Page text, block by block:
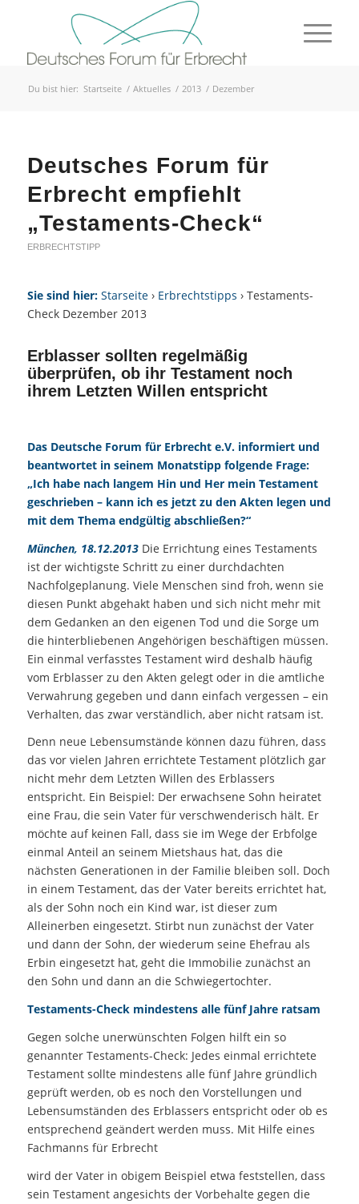
Du bist hier: Startseite / Aktuelles / 2013 / Dezember
Deutsches Forum für
Erbrecht empfiehlt
„Testaments-Check“
ERBRECHTSTIPP
Sie sind hier: Starseite› Erbrechtstipps › Testaments-
Check Dezember 2013
Erblasser sollten regelmäßig
überprüfen, ob ihr Testament noch
ihrem Letzten Willen entspricht
Das Deutsche Forum für Erbrechte.V. informiert und
beantwortet in seinem Monatstipp folgende Frage:
„Ich habe nach langem Hin und Her mein Testament
geschrieben – kann ich es jetzt zu den Akten legen und
mit dem Thema endgültig abschließen?“
München, 18.12.2013Die Errichtung eines Testaments
ist der wichtigste Schritt zu einer durchdachten
Nachfolgeplanung. Viele Menschen sind froh, wenn sie
diesen Punkt abgehakt haben und sich nicht mehr mit
dem Gedanken an den eigenen Tod und die Sorge um
die hinterbliebenen Angehörigen beschäftigen müssen.
Ein einmal verfasstes Testament wird deshalb häufig
vom Erblasser zu den Akten gelegt oder in die amtliche
Verwahrung gegeben und dann einfach vergessen – ein
Verhalten, das zwar verständlich, aber nicht ratsam ist.
Denn neue Lebensumstände können dazu führen, dass
das vor vielen Jahren errichtete Testament plötzlich gar
nicht mehr dem Letzten Willen des Erblassers
entspricht. Ein Beispiel: Der erwachsene Sohn heiratet
eine Frau, die sein Vater für verschwenderisch hält. Er
möchte auf keinen Fall, dass sie im Wege der Erbfolge
einmal Anteil an seinem Mietshaus hat, das die
nächsten Generationen in der Familie bleiben soll. Doch
in einem Testament, das der Vater bereits errichtet hat,
als der Sohn noch ein Kind war, ist dieser zum
Alleinerben eingesetzt. Stirbt nun zunächst der Vater
und dann der Sohn, der wiederum seine Ehefrau als
Erbin eingesetzt hat, geht die Immobilie zunächst an
den Sohn und dann an die Schwiegertochter.
Testaments-Check mindestens alle fünf Jahre ratsam
Gegen solche unerwünschten Folgen hilft ein so
genannter Testaments-Check: Jedes einmal errichtete
Testament sollte mindestens alle fünf Jahre gründlich
geprüft werden, ob es noch den Vorstellungen und
Lebensumständen des Erblassers entspricht oder ob es
entsprechend geändert werden muss. Mit Hilfe eines
Fachmanns für Erbrecht
wird der Vater in obigem Beispiel etwa feststellen, dass
sein Testament angesichts der Vorbehalte gegen die